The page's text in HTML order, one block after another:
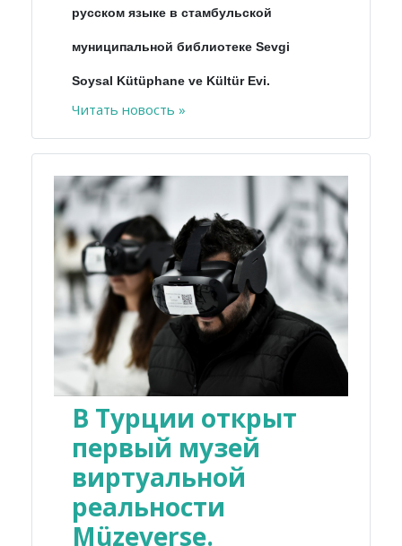
русском языке в стамбульской
муниципальной библиотеке Sevgi
Soysal Kütüphane ve Kültür Evi.
Читать новость »
В Турции открыт
первый музей
виртуальной
реальности
Müzeverse.